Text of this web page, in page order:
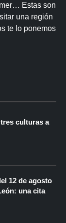
Estas son
una región
te lo ponemos
culturas a
12 de agosto
una cita